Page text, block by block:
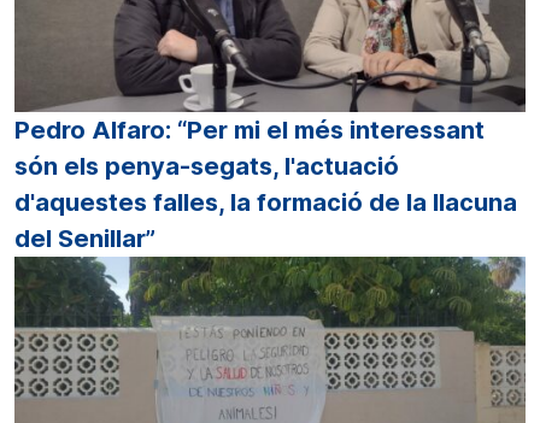
Pedro Alfaro: “Per mi el més interessant
són els penya-segats, l'actuació
d'aquestes falles, la formació de la llacuna
del Senillar”